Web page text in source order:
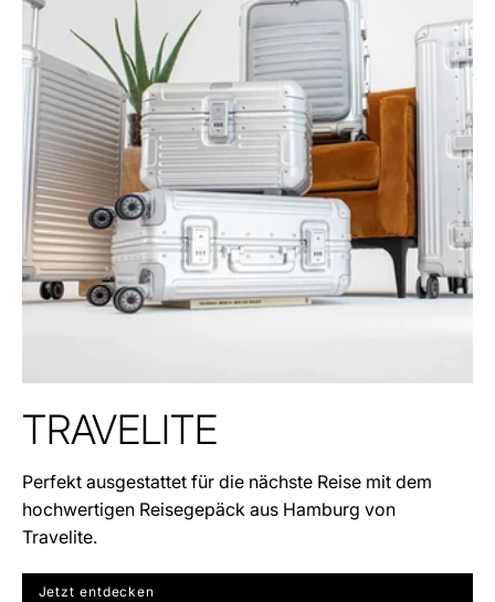
TRAVELITE
Perfekt ausgestattet für die nächste Reise mit dem
hochwertigen Reisegepäck aus Hamburg von
Travelite.
Jetzt entdecken